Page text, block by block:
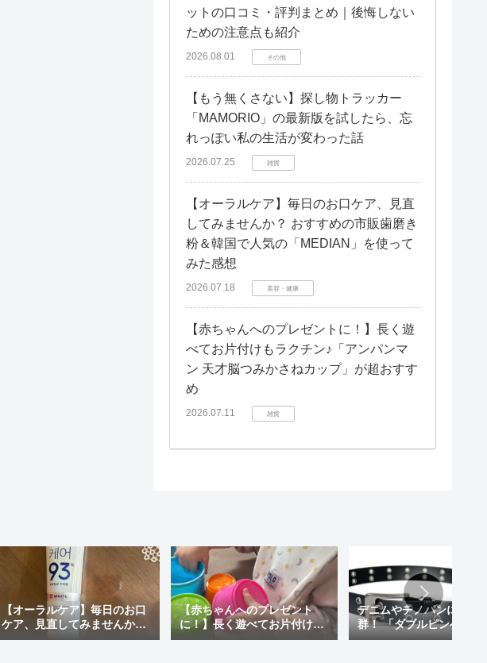
ットの口コミ・評判まとめ｜後悔しない
ための注意点も紹介
2026.08.01 その他
【もう無くさない】探し物トラッカー
「MAMORIO」の最新版を試したら、忘
れっぽい私の生活が変わった話
2026.07.25 雑貨
【オーラルケア】毎日のお口ケア、見直
してみませんか？ おすすめの市販歯磨き
粉＆韓国で人気の「MEDIAN」を使って
みた感想
2026.07.18 美容・健康
【赤ちゃんへのプレゼントに！】長く遊
べてお片付けもラクチン♪「アンパンマ
ン 天才脳つみかさねカップ」が超おすす
め
2026.07.11 雑貨
【オーラルケア】毎日のお口
ケア、見直してみませんか？
おすすめの市販歯磨き粉＆韓
【赤ちゃんへのプレゼント
に！】長く遊べてお片付けも
ラクチン♪「アンパンマン 天
デニムやチノパンに相性
群！ 「ダブルピンベルト
メリットと、長く愛せる